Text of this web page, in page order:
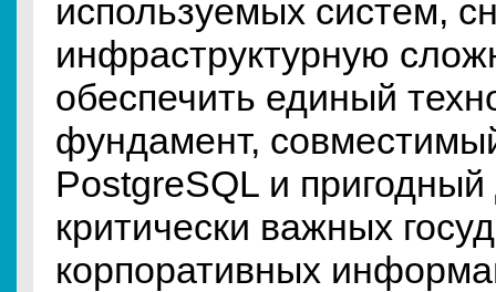
используемых систем,
инфраструктурную
обеспечить единый
фундамент,
PostgreSQL и
критически важных
корпоративных